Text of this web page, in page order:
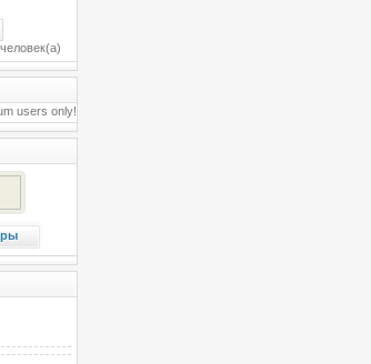
человек(а)
users only!